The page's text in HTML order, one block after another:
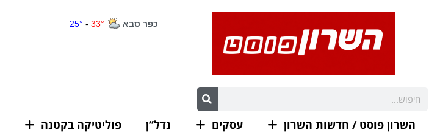
השרון פוסט / חדשות השרון עסקים נדל”ן פוליטיקה בקטנה